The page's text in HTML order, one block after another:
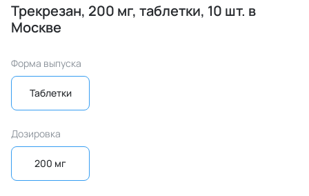
Трекрезан, 200 мг, таблетки, 10 шт. в
Москве
Форма выпуска
Таблетки
Дозировка
200 мг